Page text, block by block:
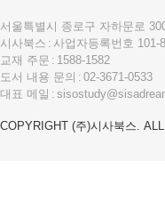
서울특별시 종로구 자하문로
시사북스
사업자등록번호 101-
교재 주문
1588-1582
도서 내용 문의
02-3671-0533
대표 메일
COPYRIGHT (주)시사북스.